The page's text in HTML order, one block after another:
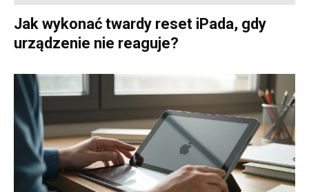
Jak wykonać twardy reset iPada, gdy
urządzenie nie reaguje?